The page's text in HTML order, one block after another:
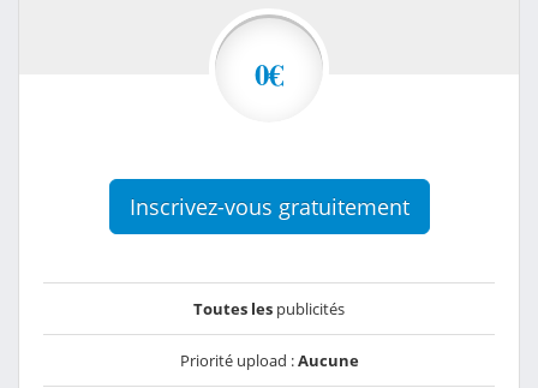
0€
Inscrivez-vous gratuitement
Toutes les publicités
Priorité upload :Aucune